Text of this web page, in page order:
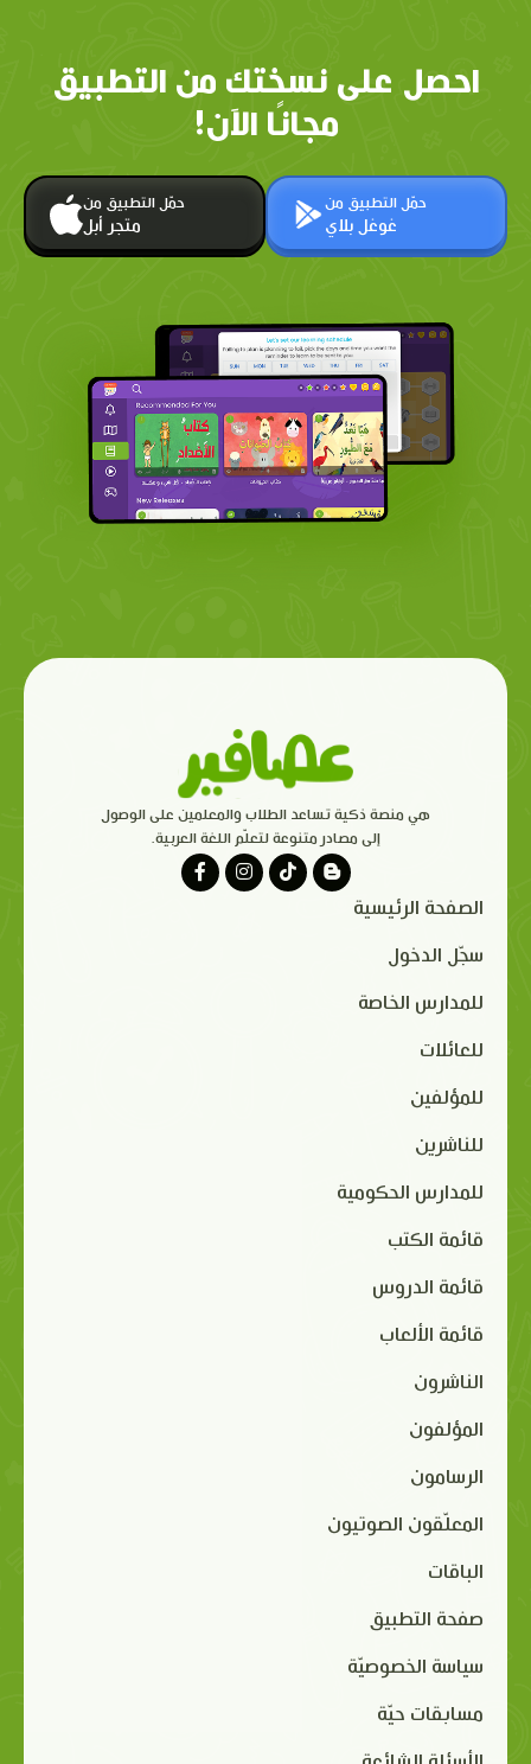
احصل على نسختك من التطبيق
مجانًا الآن!
حمّل التطبيق من
متجر أبل
حمّل التطبيق من
غوغل بلاي
هي منصة ذكية تساعد الطلاب والمعلمين على الوصول
إلى مصادر متنوعة لتعلّم اللغة العربية.
الصفحة الرئيسية
سجّل الدخول
للمدارس الخاصة
للعائلات
للمؤلفين
للناشرين
للمدارس الحكومية
قائمة الكتب
قائمة الدروس
قائمة الألعاب
الناشرون
المؤلفون
الرسامون
المعلّقون الصوتيون
الباقات
صفحة التطبيق
سياسة الخصوصيّة
مسابقات حيّة